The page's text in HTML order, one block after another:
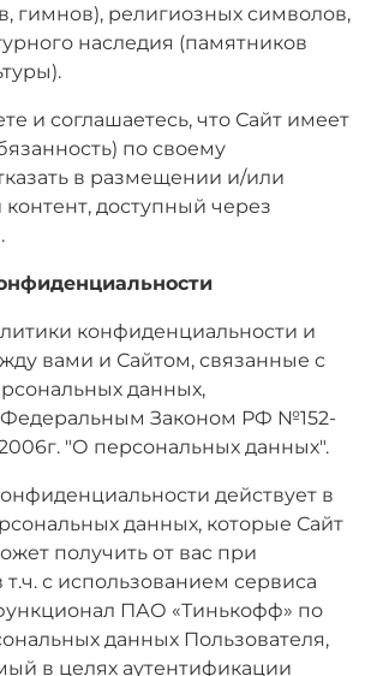
гимнов), религиозных символов,
наследия (памятников
и соглашаетесь, что Сайт имеет
по своему
в размещении и/или
доступный через
конфиденциальности и
вами и Сайтом, связанные с
данных,
Федеральным Законом РФ №152-
"О персональных данных".
действует в
данных, которые Сайт
получить от вас при
т.ч. с использованием сервиса
ПАО «Тинькофф» по
данных Пользователя,
в целях аутентификации